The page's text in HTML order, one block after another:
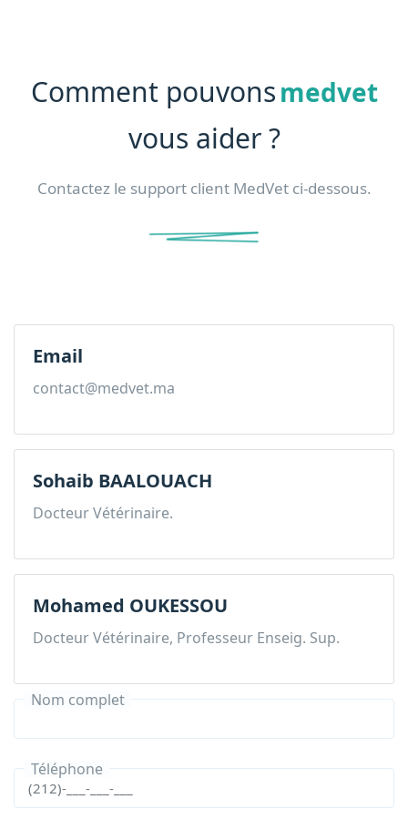
Comment pouvonsmedvet
vous aider ?
Contactez le support client MedVet ci-dessous.
Email
contact@medvet.ma
Sohaib BAALOUACH
Docteur Vétérinaire.
Mohamed OUKESSOU
Docteur Vétérinaire, Professeur Enseig. Sup.
Nom complet
Téléphone